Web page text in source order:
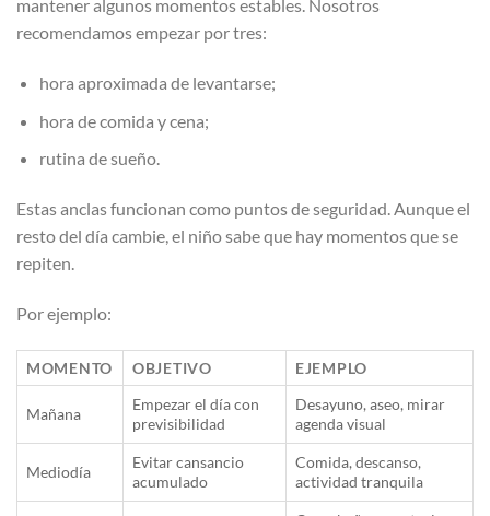
mantener algunos momentos estables. Nosotros
recomendamos empezar por tres:
hora aproximada de levantarse;
hora de comida y cena;
rutina de sueño.
Estas anclas funcionan como puntos de seguridad. Aunque el
resto del día cambie, el niño sabe que hay momentos que se
repiten.
Por ejemplo:
MOMENTO OBJETIVO EJEMPLO
Mañana
Empezar el día con
previsibilidad
Desayuno, aseo, mirar
agenda visual
Mediodía
Evitar cansancio
acumulado
Comida, descanso,
actividad tranquila